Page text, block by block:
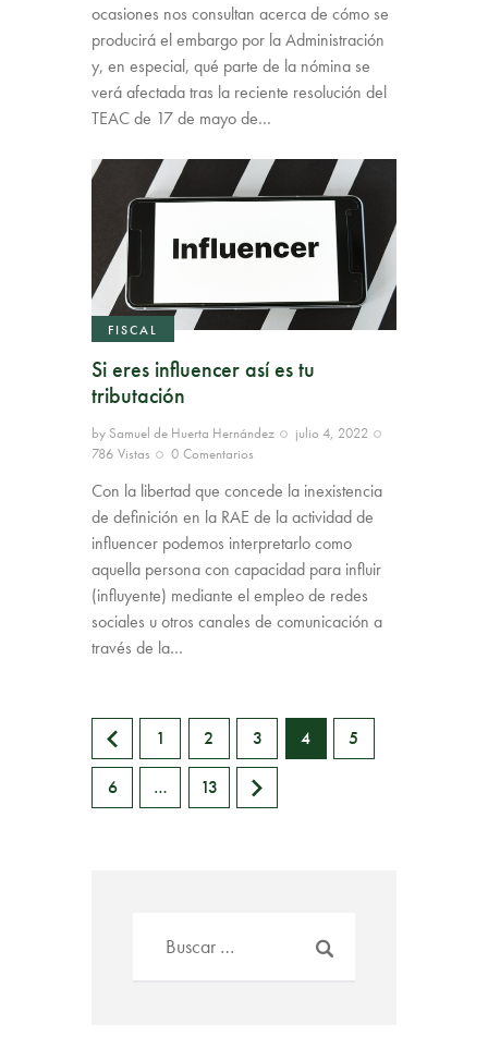
ocasiones nos consultan acerca de cómo se
producirá el embargo por la Administración
y, en especial, qué parte de la nómina se
verá afectada tras la reciente resolución del
TEAC de 17 de mayo de…
FISCAL
Si eres influencer así es tu
tributación
by Samuel de Huerta Hernández
julio 4, 2022
786 Vistas 0 Comentarios
Con la libertad que concede la inexistencia
de definición en la RAE de la actividad de
influencer podemos interpretarlo como
aquella persona con capacidad para influir
(influyente) mediante el empleo de redes
sociales u otros canales de comunicación a
través de la…
1 2 3 4 5
6 … 13